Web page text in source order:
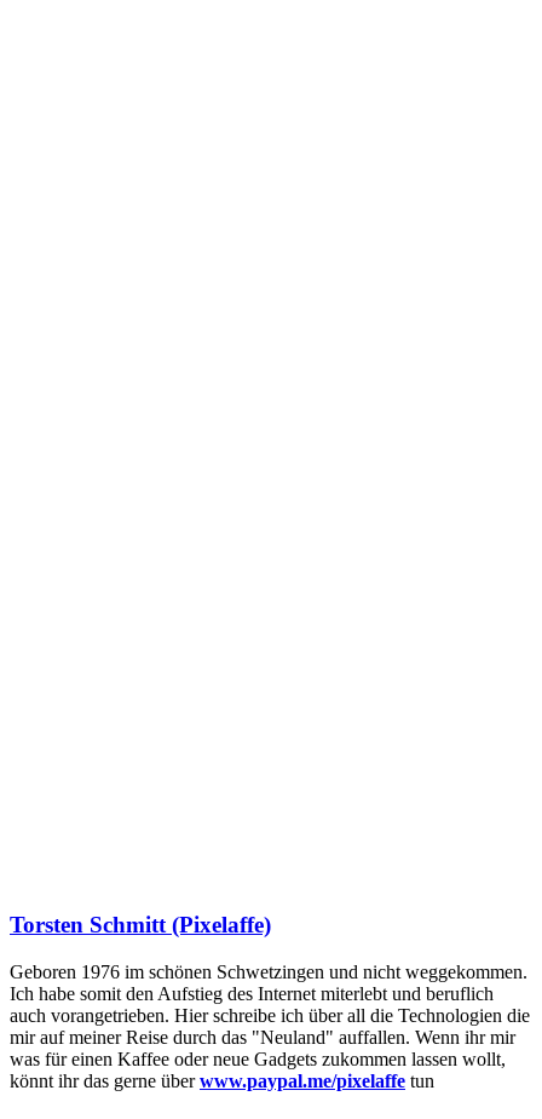
Torsten Schmitt (Pixelaffe)
Geboren 1976 im schönen Schwetzingen und nicht weggekommen.
Ich habe somit den Aufstieg des Internet miterlebt und beruflich
auch vorangetrieben. Hier schreibe ich über all die Technologien die
mir auf meiner Reise durch das "Neuland" auffallen. Wenn ihr mir
was für einen Kaffee oder neue Gadgets zukommen lassen wollt,
könnt ihr das gerne überwww.paypal.me/pixelaffe tun